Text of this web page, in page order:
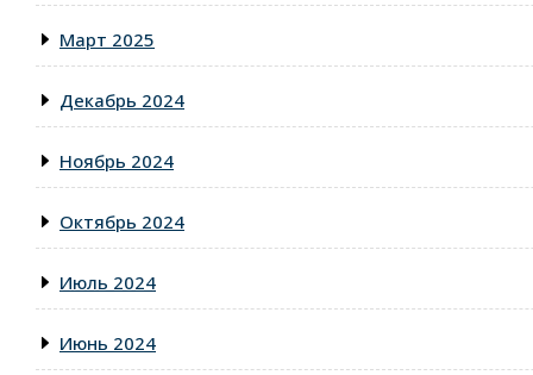
Март 2025
Декабрь 2024
Ноябрь 2024
Октябрь 2024
Июль 2024
Июнь 2024